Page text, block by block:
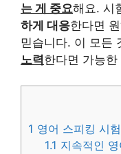
는 게 중요해요. 시
하게 대응한다면
믿습니다. 이 모든
노력한다면 가능한
1 영어 스피킹 시
1.1 지속적인